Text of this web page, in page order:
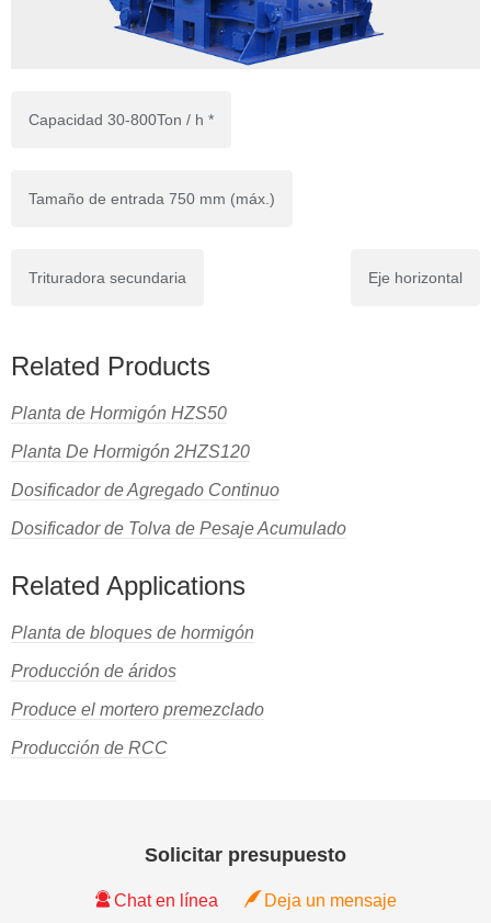
Capacidad 30-800Ton / h *
Tamaño de entrada 750 mm (máx.)
Trituradora secundaria Eje horizontal
Related Products
Planta de Hormigón HZS50
Planta De Hormigón 2HZS120
Dosificador de Agregado Continuo
Dosificador de Tolva de Pesaje Acumulado
Related Applications
Planta de bloques de hormigón
Producción de áridos
Produce el mortero premezclado
Producción de RCC
Solicitar presupuesto
Chat en línea
Deja un mensaje